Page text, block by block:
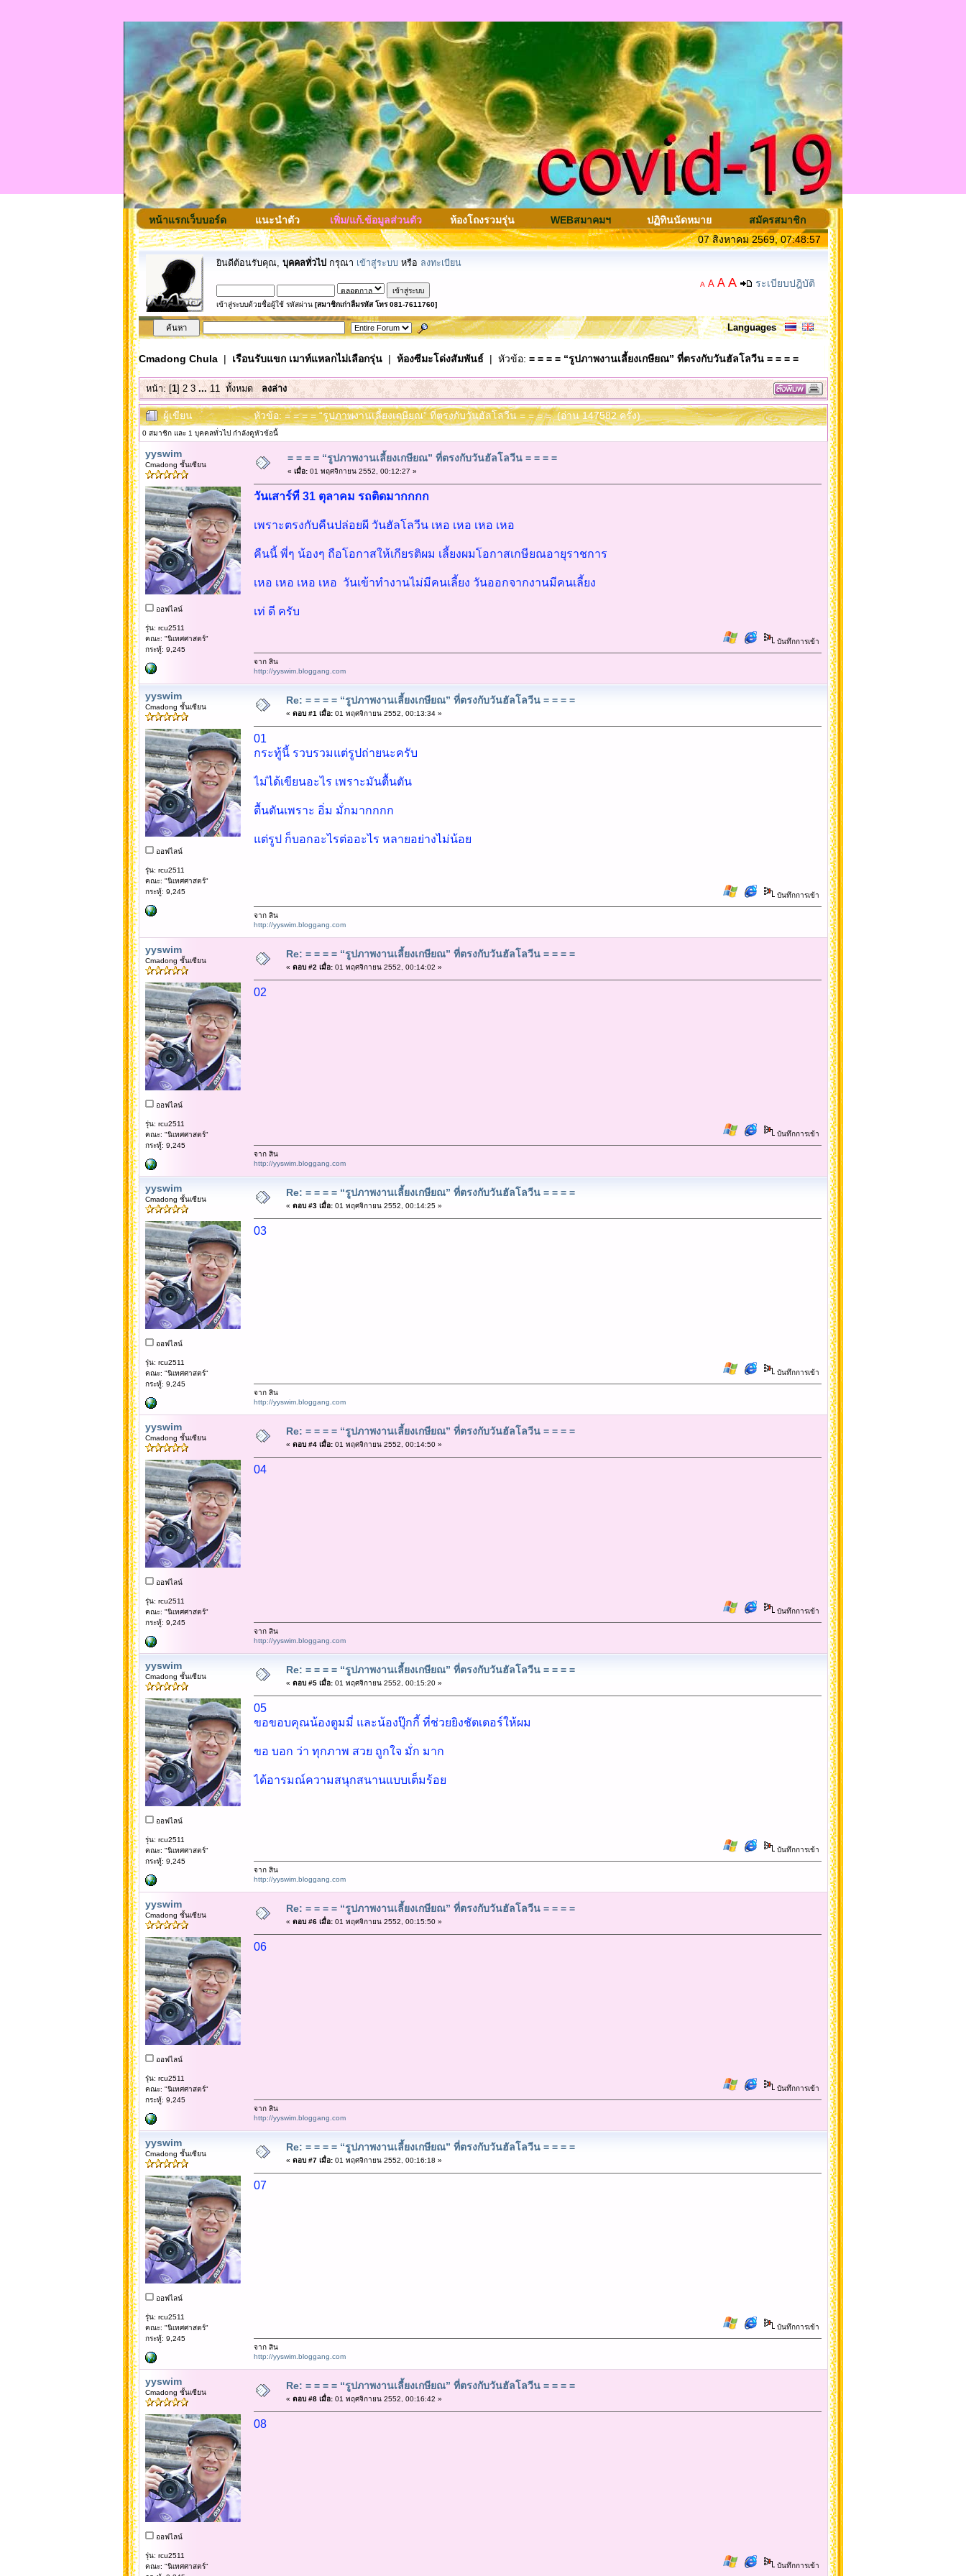
หน้าแรกเว็บบอร์ด แนะนำตัว เพิ่ม/แก้.ข้อมูลส่วนตัว ห้องโถงรวมรุ่น WEBสมาคมฯ ปฏิทินนัดหมาย
สมัครสมาชิก
07 สิงหาคม 2569, 07:48:57
ยินดีต้อนรับคุณ, บุคคลทั่วไป กรุณา เข้าสู่ระบบ หรือ ลงทะเบียน
เข้าสู่ระบบด้วยชื่อผู้ใช้ รหัสผ่าน [สมาชิกเก่าลืมรหัส โทร 081-7611760]
A A A A ระเบียบปฎิบัติ
Languages
Cmadong Chula| เรือนรับแขก เมาท์แหลกไม่เลือกรุ่น| ห้องซีมะโด่งสัมพันธ์ | หัวข้อ: = = = = “รูปภาพงานเลี้ยงเกษียณ” ที่ตรงกับวันฮัลโลวีน = = = =
หน้า: [1]2 3 ...11 ทั้งหมด ลงล่าง
ผู้เขียน หัวข้อ: = = = = “รูปภาพงานเลี้ยงเกษียณ” ที่ตรงกับวันฮัลโลวีน = = = = (อ่าน 147582 ครั้ง)
0 สมาชิก และ 1 บุคคลทั่วไป กำลังดูหัวข้อนี้
yyswim
Cmadong ชั้นเซียน
ออฟไลน์
รุ่น: rcu2511
คณะ: "นิเทศศาสตร์"
กระทู้: 9,245
= = = = “รูปภาพงานเลี้ยงเกษียณ” ที่ตรงกับวันฮัลโลวีน = = = =
« เมื่อ:01 พฤศจิกายน 2552, 00:12:27 »
วันเสาร์ที่ 31 ตุลาคม รถติดมากกกก
เพราะตรงกับคืนปล่อยผี วันฮัลโลวีน เหอ เหอ เหอ เหอ
คืนนี้ พี่ๆ น้องๆ ถือโอกาสให้เกียรติผม เลี้ยงผมโอกาสเกษียณอายุราชการ
เหอ เหอ เหอ เหอ วันเข้าทำงานไม่มีคนเลี้ยง วันออกจากงานมีคนเลี้ยง
เท่ ดี ครับ
บันทึกการเข้า
จาก สิน
http://yyswim.bloggang.com
yyswim
Cmadong ชั้นเซียน
ออฟไลน์
รุ่น: rcu2511
คณะ: "นิเทศศาสตร์"
กระทู้: 9,245
Re: = = = = “รูปภาพงานเลี้ยงเกษียณ” ที่ตรงกับวันฮัลโลวีน = = = =
« ตอบ #1 เมื่อ:01 พฤศจิกายน 2552, 00:13:34 »
01
กระทู้นี้ รวบรวมแต่รูปถ่ายนะครับ
ไม่ได้เขียนอะไร เพราะมันตื้นตัน
ตื้นตันเพราะ อิ่ม มั่กมากกกก
แต่รูป ก็บอกอะไรต่ออะไร หลายอย่างไม่น้อย
บันทึกการเข้า
จาก สิน
http://yyswim.bloggang.com
yyswim
Cmadong ชั้นเซียน
ออฟไลน์
รุ่น: rcu2511
คณะ: "นิเทศศาสตร์"
กระทู้: 9,245
Re: = = = = “รูปภาพงานเลี้ยงเกษียณ” ที่ตรงกับวันฮัลโลวีน = = = =
« ตอบ #2 เมื่อ:01 พฤศจิกายน 2552, 00:14:02 »
02
บันทึกการเข้า
จาก สิน
http://yyswim.bloggang.com
yyswim
Cmadong ชั้นเซียน
ออฟไลน์
รุ่น: rcu2511
คณะ: "นิเทศศาสตร์"
กระทู้: 9,245
Re: = = = = “รูปภาพงานเลี้ยงเกษียณ” ที่ตรงกับวันฮัลโลวีน = = = =
« ตอบ #3 เมื่อ:01 พฤศจิกายน 2552, 00:14:25 »
03
บันทึกการเข้า
จาก สิน
http://yyswim.bloggang.com
yyswim
Cmadong ชั้นเซียน
ออฟไลน์
รุ่น: rcu2511
คณะ: "นิเทศศาสตร์"
กระทู้: 9,245
Re: = = = = “รูปภาพงานเลี้ยงเกษียณ” ที่ตรงกับวันฮัลโลวีน = = = =
« ตอบ #4 เมื่อ:01 พฤศจิกายน 2552, 00:14:50 »
04
บันทึกการเข้า
จาก สิน
http://yyswim.bloggang.com
yyswim
Cmadong ชั้นเซียน
ออฟไลน์
รุ่น: rcu2511
คณะ: "นิเทศศาสตร์"
กระทู้: 9,245
Re: = = = = “รูปภาพงานเลี้ยงเกษียณ” ที่ตรงกับวันฮัลโลวีน = = = =
« ตอบ #5 เมื่อ:01 พฤศจิกายน 2552, 00:15:20 »
05
ขอขอบคุณน้องตูมมี่ และน้องปุ๊กกี้ ที่ช่วยยิงชัตเตอร์ให้ผม
ขอ บอก ว่า ทุกภาพ สวย ถูกใจ มั่ก มาก
ได้อารมณ์ความสนุกสนานแบบเต็มร้อย
บันทึกการเข้า
จาก สิน
http://yyswim.bloggang.com
yyswim
Cmadong ชั้นเซียน
ออฟไลน์
รุ่น: rcu2511
คณะ: "นิเทศศาสตร์"
กระทู้: 9,245
Re: = = = = “รูปภาพงานเลี้ยงเกษียณ” ที่ตรงกับวันฮัลโลวีน = = = =
« ตอบ #6 เมื่อ:01 พฤศจิกายน 2552, 00:15:50 »
06
บันทึกการเข้า
จาก สิน
http://yyswim.bloggang.com
yyswim
Cmadong ชั้นเซียน
ออฟไลน์
รุ่น: rcu2511
คณะ: "นิเทศศาสตร์"
กระทู้: 9,245
Re: = = = = “รูปภาพงานเลี้ยงเกษียณ” ที่ตรงกับวันฮัลโลวีน = = = =
« ตอบ #7 เมื่อ:01 พฤศจิกายน 2552, 00:16:18 »
07
บันทึกการเข้า
จาก สิน
http://yyswim.bloggang.com
yyswim
Cmadong ชั้นเซียน
ออฟไลน์
รุ่น: rcu2511
คณะ: "นิเทศศาสตร์"
Re: = = = = “รูปภาพงานเลี้ยงเกษียณ” ที่ตรงกับวันฮัลโลวีน = = = =
« ตอบ #8 เมื่อ:01 พฤศจิกายน 2552, 00:16:42 »
08
บันทึกการเข้า